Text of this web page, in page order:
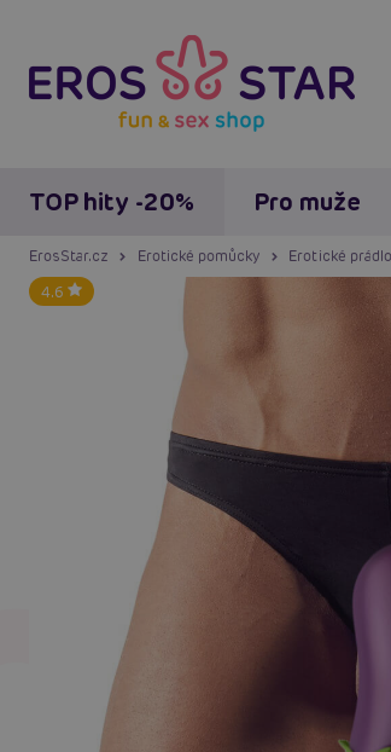
TOP hity -20% Pro muže
ErosStar.cz Erotické pomůcky Erotické
4.6